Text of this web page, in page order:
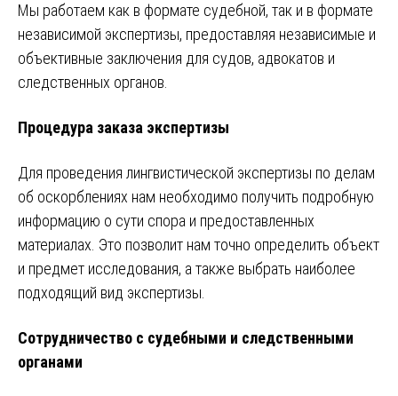
Мы работаем как в формате судебной, так и в формате
независимой экспертизы, предоставляя независимые и
объективные заключения для судов, адвокатов и
следственных органов.
Процедура заказа экспертизы
Для проведения лингвистической экспертизы по делам
об оскорблениях нам необходимо получить подробную
информацию о сути спора и предоставленных
материалах. Это позволит нам точно определить объект
и предмет исследования, а также выбрать наиболее
подходящий вид экспертизы.
Сотрудничество с судебными и следственными
органами